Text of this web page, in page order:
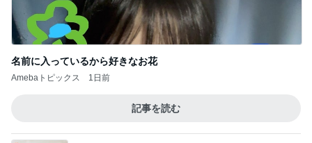
名前に入っているから好きなお花
Amebaトピックス 1日前
記事を読む